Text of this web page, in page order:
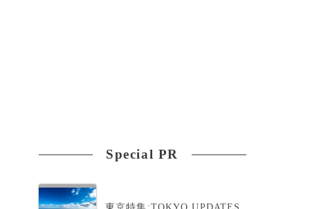
Special PR
東京特集:TOKYO UPDATES